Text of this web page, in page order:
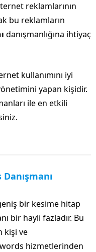
reklamlarının
bu reklamların
danışmanlığına ihtiyaç
kullanımını iyi
yapan kişidir.
ile en etkili
bir kesime hitap
bir hayli fazladır. Bu
kişi ve
hizmetlerinden